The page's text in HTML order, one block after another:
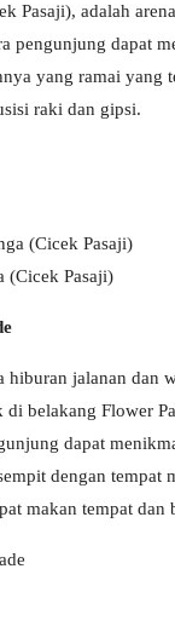
Pasaji), adalah
pengunjung dapat
yang ramai yang
raki dan gipsi.
(Cicek Pasaji)
hiburan jalanan dan
belakang Flower
dapat
dengan tempat
makan tempat dan